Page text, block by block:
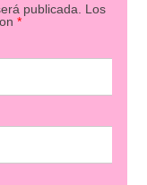
publicada.
Los
*